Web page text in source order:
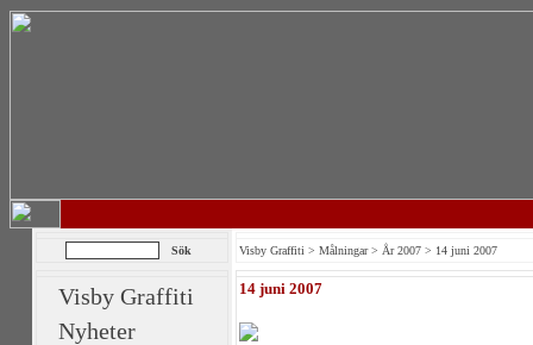
Visby Graffiti
Nyheter
Visby Graffiti > Målningar> År 2007 > 14 juni 2007
14 juni 2007